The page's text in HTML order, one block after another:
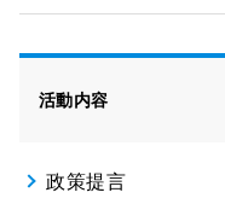
活動内容
政策提言